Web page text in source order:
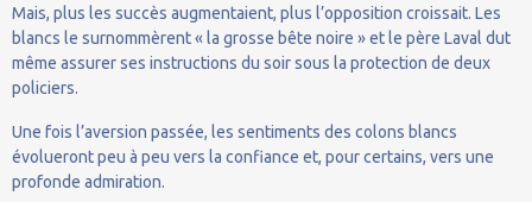
Mais, plus les succès augmentaient, plus l’opposition croissait. Les
blancs le surnommèrent « la grosse bête noire » et le père Laval dut
même assurer ses instructions du soir sous la protection de deux
policiers.
Une fois l’aversion passée, les sentiments des colons blancs
évolueront peu à peu vers la confiance et, pour certains, vers une
profonde admiration.